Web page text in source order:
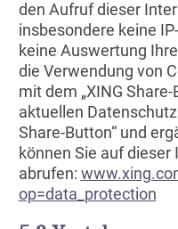
den Aufruf dieser
insbesondere keine
keine Auswertung
die Verwendung von
mit dem „XING
aktuellen
Share-Button“ und
können Sie auf
abrufen:
op=data_protection